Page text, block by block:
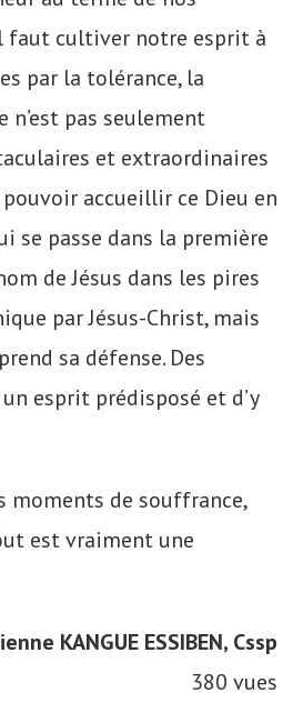
faut cultiver notre esprit à
par la tolérance, la
pas seulement
et extraordinaires
accueillir ce Dieu en
se passe dans la première
de Jésus dans les pires
par Jésus-Christ, mais
sa défense. Des
esprit prédisposé et d’y
moments de souffrance,
est vraiment une
KANGUE ESSIBEN, Cssp
380 vues